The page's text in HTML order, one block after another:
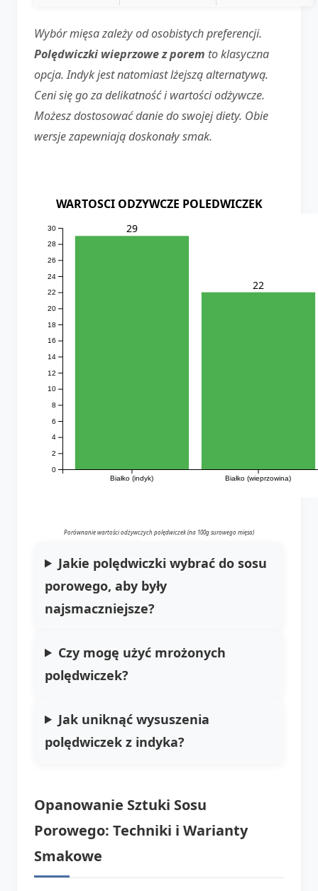
Wybór mięsa zależy od osobistych preferencji.
Polędwiczki wieprzowe z porem to klasyczna
opcja. Indyk jest natomiast lżejszą alternatywą.
Ceni się go za delikatność i wartości odżywcze.
Możesz dostosować danie do swojej diety. Obie
wersje zapewniają doskonały smak.
WARTOSCI ODZYWCZE POLEDWICZEK
Białko (indyk) Białko (wieprzowina)
0
2
4
6
8
10
12
14
16
18
20
22
24
26
28
30 29
22
Porównanie wartości odżywczych polędwiczek (na 100g surowego mięsa)
Jakie polędwiczki wybrać do sosu
porowego, aby były
najsmaczniejsze?
Czy mogę użyć mrożonych
polędwiczek?
Jak uniknąć wysuszenia
polędwiczek z indyka?
Opanowanie Sztuki Sosu
Porowego: Techniki i Warianty
Smakowe